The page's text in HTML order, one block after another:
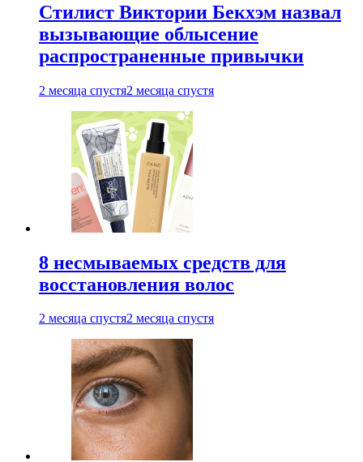
Стилист Виктории Бекхэм назвал
вызывающие облысение
распространенные привычки
2 месяца спустя2 месяца спустя
8 несмываемых средств для
восстановления волос
2 месяца спустя2 месяца спустя